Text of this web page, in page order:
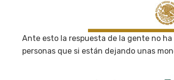
Ante esto la respuesta de la gente no
personas que si están dejando unas